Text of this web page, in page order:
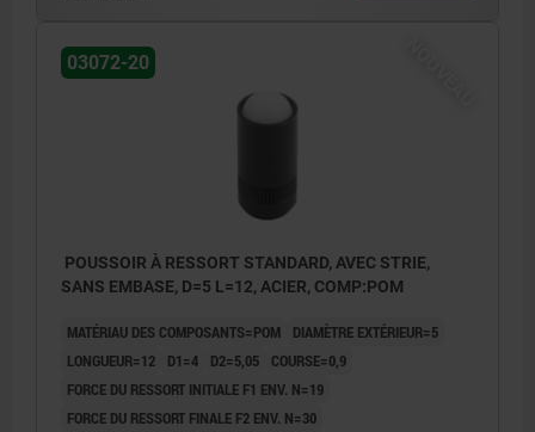
03072-20
POUSSOIR À RESSORT STANDARD, AVEC STRIE,
SANS EMBASE, D=5 L=12, ACIER, COMP:POM
MATÉRIAU DES COMPOSANTS=POM
DIAMÈTRE EXTÉRIEUR=5
LONGUEUR=12
D1=4 D2=5,05
COURSE=0,9
FORCE DU RESSORT INITIALE F1 ENV. N=19
FORCE DU RESSORT FINALE F2 ENV. N=30